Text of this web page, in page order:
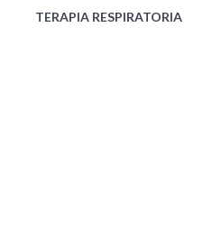
TERAPIA RESPIRATORIA